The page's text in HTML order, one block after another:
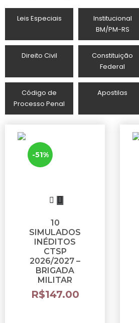
Leis Especiais
Institucional
BM/PM-RS
Direito Civil
Constituição
Federal
Código de
Processo Penal
Apostilas
-51%
10
SIMULADOS
INÉDITOS
CTSP
2026/2027 –
BRIGADA
MILITAR
R$147.00